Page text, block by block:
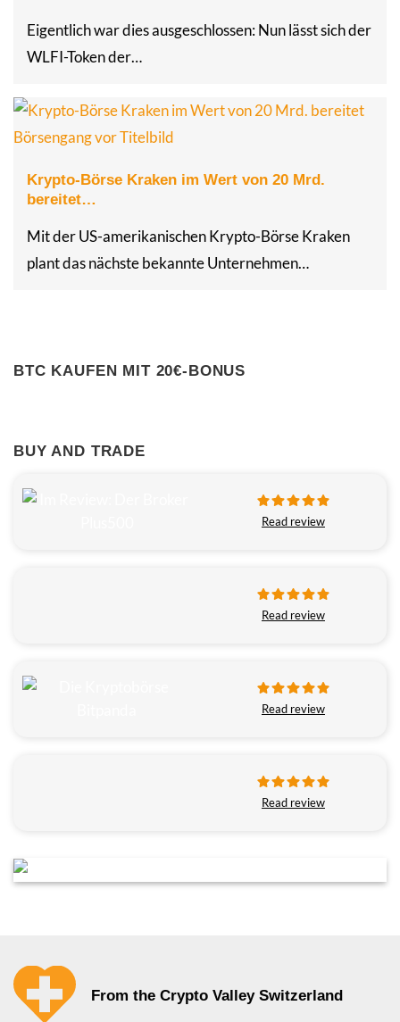
Eigentlich war dies ausgeschlossen: Nun lässt sich der
WLFI-Token der…
Krypto-Börse Kraken im Wert von 20 Mrd.
bereitet…
Mit der US-amerikanischen Krypto-Börse Kraken
plant das nächste bekannte Unternehmen…
BTC KAUFEN MIT 20€-BONUS
BUY AND TRADE
Read review
Read review
Read review
Read review
From the Crypto Valley Switzerland